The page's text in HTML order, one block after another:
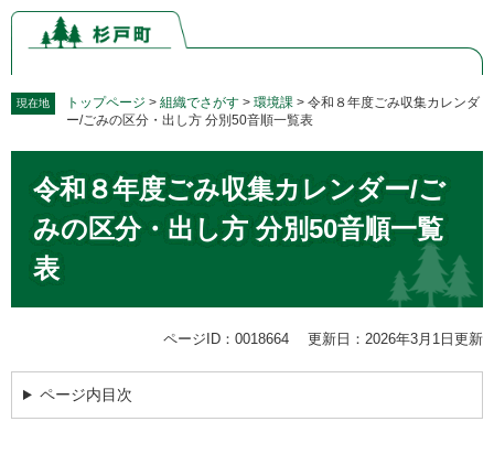
ペ
の
で
メ
ー
ば
現在地 トップページ > 組織でさがす > 環境課 > 令和８年度ごみ収集カレンダ
ー/ごみの区分・出し方 分別50音順一覧表
令和８年度ごみ収集カレンダー/ご
みの区分・出し方 分別50音順一覧
表
ページID：0018664 更新日：2026年3月1日更新
ページ内目次